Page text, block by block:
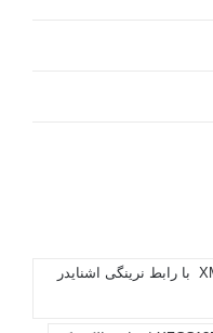
ترانسمیتر فشار ۱۶ بار XMLP016BC21F با رابط نرینگی اشنایدر